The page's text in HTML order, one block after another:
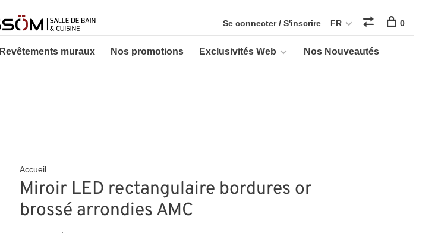
Revêtements muraux Nos promotions Exclusivités Web
Nos Nouveautés
Se connecter / S'inscrire FR 0
Accueil
Miroir LED rectangulaire bordures or
brossé arrondies AMC